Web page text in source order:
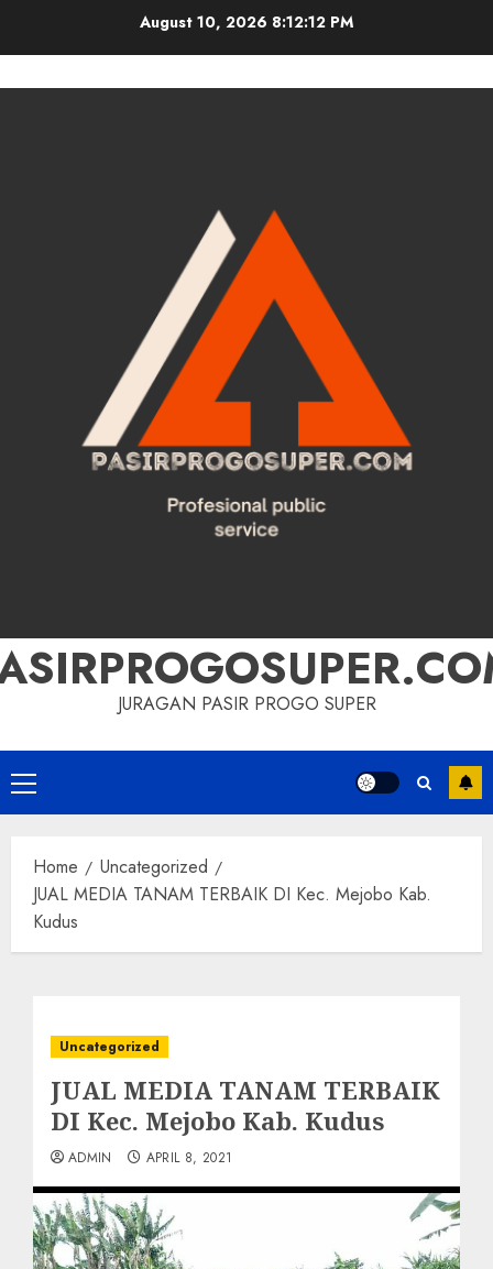
August 10, 2026 8:12:13 PM
JURAGAN PASIR PROGO SUPER
Primary
Menu
Home
Uncategorized
JUAL MEDIA TANAM TERBAIK DI Kec. Mejobo Kab.
Kudus
Uncategorized
JUAL MEDIA TANAM TERBAIK
DI Kec. Mejobo Kab. Kudus
ADMIN APRIL 8, 2021